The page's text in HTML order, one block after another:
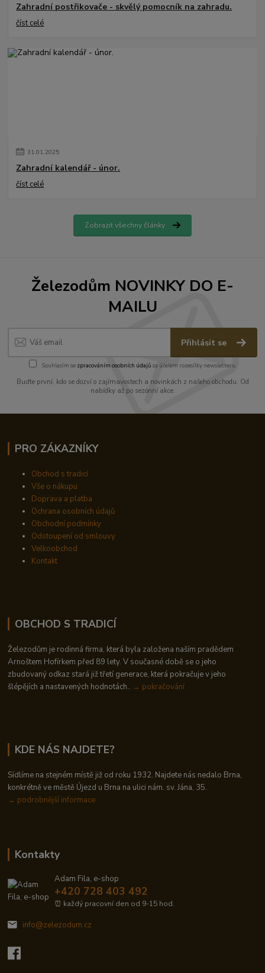
Zahradní postřikovače - skvělý pomocník na zahradu.
číst celé
31.01.2025
Zahradní kalendář - únor.
číst celé
Zobrazit všechny články
Železodům NOVINKY DO E-
MAILU
Přihlásit se
Souhlasím se zpracováním osobních údajůza účelem rozesílky newsletteru.
Buďte první, kdo se dozví o zajímavostech a novinkách z našeho obchodu. Od
nabídky až po sezónní akce.
PRO ZÁKAZNÍKY
Obchod s tradicí
Vše o nákupu
Doprava a platba
Ochrana osobních údajů
Obchodní podmínky
Odstoupení od smlouvy
Velkoobchod
Kontakt
OBCHOD S TRADICÍ
Železodům je rodinná firma, která byla založena naším pradědem
Arnoštem Hofírkem před 89 lety. V současné době se o jeho
zbudovaný odkaz stará již třetí generace, která pokračuje v jeho
šlépějích a nastavených hodnotách.. → pokračování
KDE NÁS NAJDETE?
Sídlíme na stejném místě již od roku 1932. Najdete nás nedalo Brna,
konkrétně ve městě Újezd u Brna na ulici nám. sv. Jána, 35.
→ podrobnější informace
Kontakty
Adam Fila, e-shop
+420 728 403 492
⏰ každý pracovní den od 9-15 hod.
info@zelezodum.cz